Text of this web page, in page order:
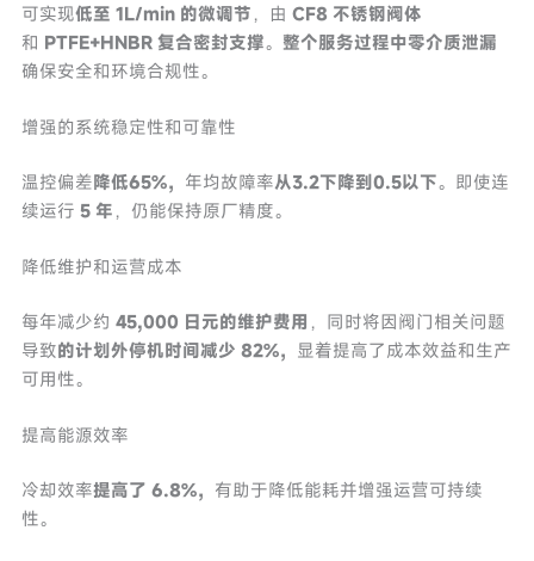
可实现低至 1L/min 的微调节 ，由 CF8 不锈钢阀体
和 PTFE+HNBR 复合密封支撑。 整个服务过程中零介质泄漏
确保安全和环境合规性。
增强的系统稳定性和可靠性
温控偏差降低65%， 年均故障率从3.2下降到0.5以下。即使连
续运行 5 年 ，仍能保持原厂精度。
降低维护和运营成本
每年减少约 45,000 日元的维护费用 ，同时将因阀门相关问题
导致的计划外停机时间减少 82%， 显着提高了成本效益和生产
可用性。
提高能源效率
冷却效率提高了 6.8%， 有助于降低能耗并增强运营可持续
性。